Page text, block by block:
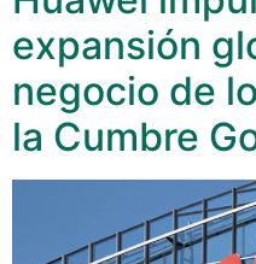
expansión
negocio de
la Cumbre